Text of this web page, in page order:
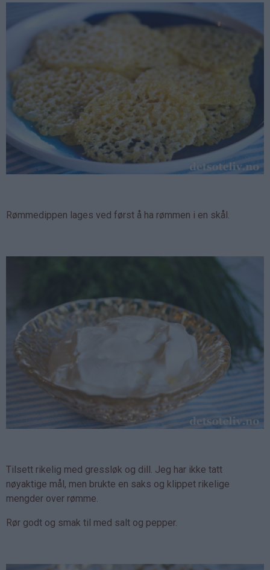
Rømmedippen lages ved først å ha rømmen i en skål.
Tilsett rikelig med gressløk og dill. Jeg har ikke tatt
nøyaktige mål, men brukte en saks og klippet rikelige
mengder over rømme.
Rør godt og smak til med salt og pepper.